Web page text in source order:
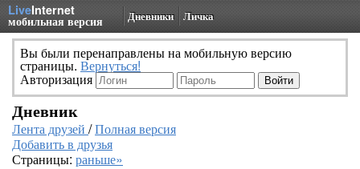
LiveInternet
мобильная версия Дневники Личка
Вы были перенаправлены на мобильную версию
страницы. Вернуться!
Авторизация
Дневник
Лента друзей /Полная версия
Добавить в друзья
Страницы: раньше»